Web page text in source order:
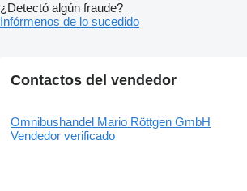
¿Detectó algún fraude?
Infórmenos de lo sucedido
Contactos del vendedor
Omnibushandel Mario Röttgen GmbH
Vendedor verificado